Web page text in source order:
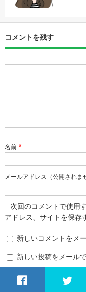
コメントを残す
名前 *
メールアドレス（公開されま
次回のコメントで使用
アドレス、サイトを保存
新しいコメントをメ
新しい投稿をメール